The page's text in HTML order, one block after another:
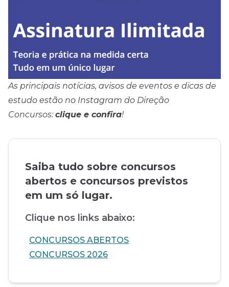
As principais notícias, avisos de eventos e dicas de
estudo estão no Instagram do Direção
Concursos: clique e confira!
Saiba tudo sobre concursos
abertos e concursos previstos
em um só lugar.
Clique nos links abaixo:
CONCURSOS ABERTOS
CONCURSOS 2026